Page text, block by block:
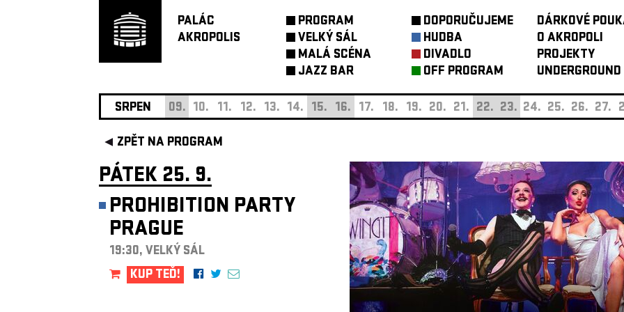
PALÁC
AKROPOLIS
PROGRAM
VELKÝ SÁL
MALÁ SCÉNA
JAZZ BAR
DOPORUČUJEME
HUDBA
DIVADLO
OFF PROGRAM
DÁRKOVÉ
O AKROPOLI
PROJEKTY
UNDERGROUND
SRPEN 09. 10. 11. 12. 13. 14. 15. 16. 17. 18. 19. 20. 21. 22. 23. 24. 25. 26. 27.
ZPĚT NA PROGRAM
PÁTEK 25. 9.
PROHIBITION PARTY
PRAGUE
19:30, VELKÝ SÁL
KUP TEĎ!